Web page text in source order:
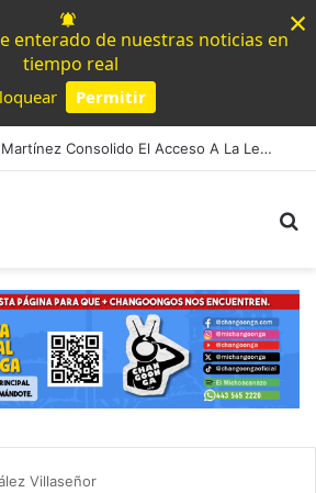
enterado de nuestras noticias en
tiempo real
Permitir
×
#Morelia Alfonso Martínez Consolido El Acceso A La Lectura Con El Programa «Morelia Se Lee»
Villaseñor